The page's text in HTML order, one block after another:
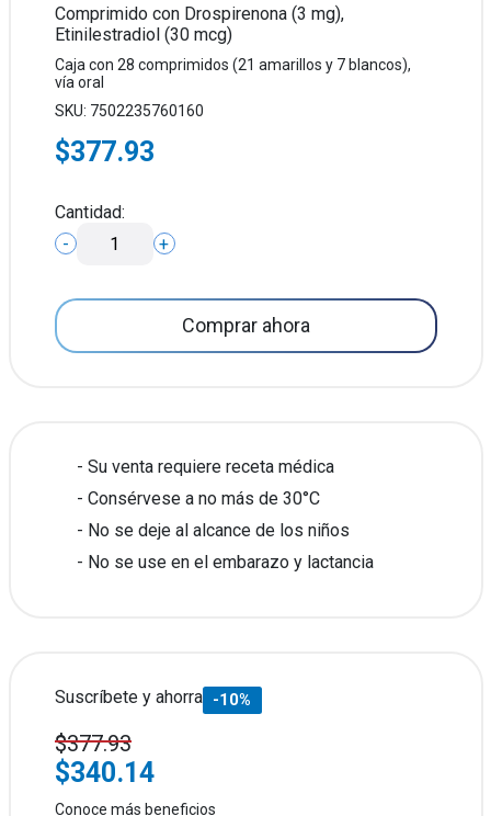
Comprimido con Drospirenona (3 mg),
Etinilestradiol (30 mcg)
Caja con 28 comprimidos (21 amarillos y 7 blancos),
vía oral
SKU: 7502235760160
$377.93
Cantidad:
-
+
Comprar ahora
Su venta requiere receta médica
Consérvese a no más de 30°C
No se deje al alcance de los niños
No se use en el embarazo y lactancia
Suscríbete y ahorra -10%
$377.93
$340.14
Conoce más beneficios